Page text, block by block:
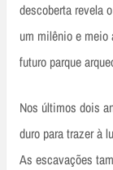
descoberta revela
um milênio e meio
futuro parque
Nos últimos dois
duro para trazer à
As escavações